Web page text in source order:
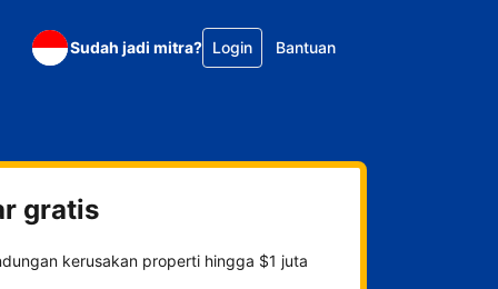
Sudah jadi mitra? Login Bantuan
gratis
kerusakan properti hingga $1 juta